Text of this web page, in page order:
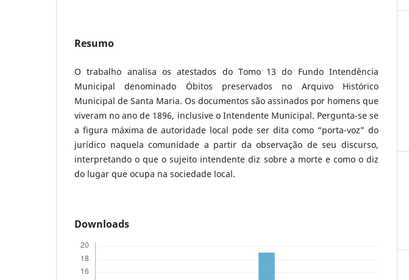
Resumo
O trabalho analisa os atestados do Tomo 13 do Fundo Intendência
Municipal denominado Óbitos preservados no Arquivo Histórico
Municipal de Santa Maria. Os documentos são assinados por homens que
viveram no ano de 1896, inclusive o Intendente Municipal. Pergunta-se se
a figura máxima de autoridade local pode ser dita como “porta-voz” do
jurídico naquela comunidade a partir da observação de seu discurso,
interpretando o que o sujeito intendente diz sobre a morte e como o diz
do lugar que ocupa na sociedade local.
Downloads